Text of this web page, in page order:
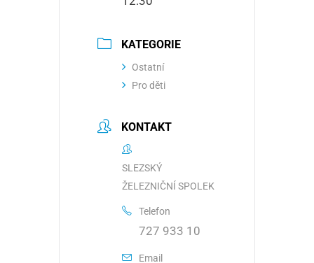
KATEGORIE
Ostatní
Pro děti
KONTAKT
SLEZSKÝ
ŽELEZNIČNÍ SPOLEK
Telefon
727 933 10
Email